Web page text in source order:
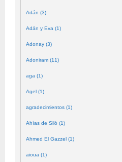
Adán (3)
Adán y Eva (1)
Adonay (3)
Adoniram (11)
aga (1)
Agel (1)
agradecimientos (1)
Ahías de Siló (1)
Ahmed El Gazzel (1)
aioua (1)